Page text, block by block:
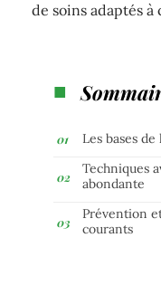
de soins adaptés
Les bases
Techniques
abondante
Prévention
courants